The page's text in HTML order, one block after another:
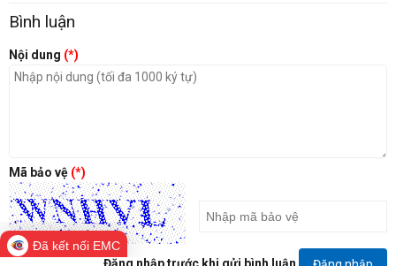
Bình luận
Nội dung (*)
Mã bảo vệ (*)
Đăng nhập trước khi gửi bình luận
Đã kết nối EMC